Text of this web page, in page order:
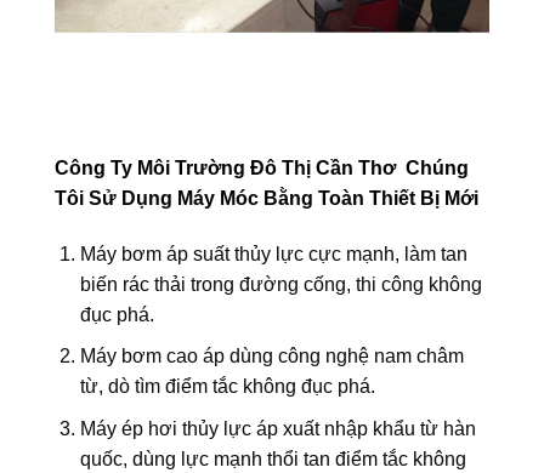
Công Ty Môi Trường Đô Thị Cần Thơ Chúng
Tôi Sử Dụng Máy Móc Bằng Toàn Thiết Bị Mới
Máy bơm áp suất thủy lực cực mạnh, làm tan
biến rác thải trong đường cống, thi công không
đục phá.
Máy bơm cao áp dùng công nghệ nam châm
từ, dò tìm điểm tắc không đục phá.
Máy ép hơi thủy lực áp xuất nhập khẩu từ hàn
quốc, dùng lực mạnh thổi tan điểm tắc không